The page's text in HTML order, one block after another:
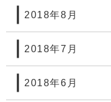
2018年8月
2018年7月
2018年6月